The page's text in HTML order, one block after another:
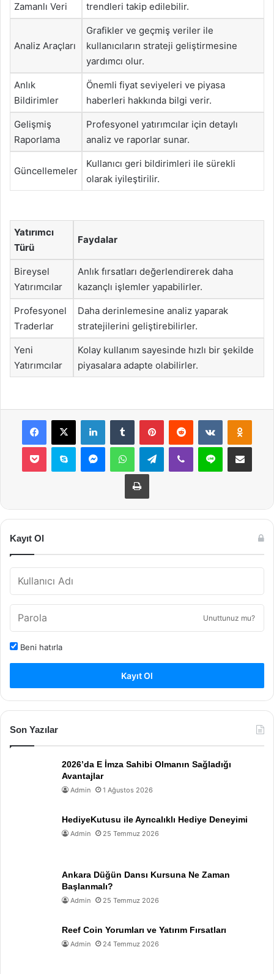
Zamanlı Veri
trendleri takip edilebilir.
Analiz Araçları
Grafikler ve geçmiş veriler ile
kullanıcıların strateji geliştirmesine
yardımcı olur.
Anlık
Bildirimler
Önemli fiyat seviyeleri ve piyasa
haberleri hakkında bilgi verir.
Gelişmiş
Raporlama
Profesyonel yatırımcılar için detaylı
analiz ve raporlar sunar.
Güncellemeler
Kullanıcı geri bildirimleri ile sürekli
olarak iyileştirilir.
Yatırımcı
Türü
Faydalar
Bireysel
Yatırımcılar
Anlık fırsatları değerlendirerek daha
kazançlı işlemler yapabilirler.
Profesyonel
Traderlar
Daha derinlemesine analiz yaparak
stratejilerini geliştirebilirler.
Yeni
Yatırımcılar
Kolay kullanım sayesinde hızlı bir şekilde
piyasalara adapte olabilirler.
Facebook
X LinkedInTumblr PinterestReddit VKontakte
Pocket Skype MessengerWhatsAppTelegramViber Line E-Posta ile
Yazdır
Kayıt Ol
Unuttunuz mu?
Beni hatırla
Kayıt Ol
Son Yazılar
2026’da E İmza Sahibi Olmanın Sağladığı
Avantajlar
Admin 1 Ağustos 2026
HediyeKutusu ile Ayrıcalıklı Hediye Deneyimi
Admin 25 Temmuz 2026
Ankara Düğün Dansı Kursuna Ne Zaman
Başlanmalı?
Admin 25 Temmuz 2026
Reef Coin Yorumları ve Yatırım Fırsatları
Admin 24 Temmuz 2026